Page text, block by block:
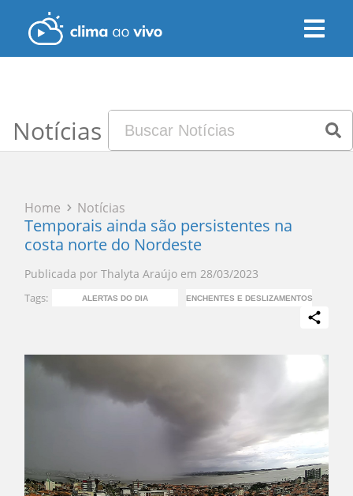
Notícias
Home Notícias
Temporais ainda são persistentes na
costa norte do Nordeste
Publicada por Thalyta Araújo em 28/03/2023
Tags: ALERTAS DO DIA ENCHENTES E DESLIZAMENTOS